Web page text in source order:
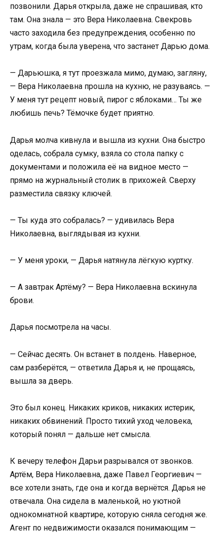
позвонили. Дарья открыла, даже не спрашивая, кто
там. Она знала — это Вера Николаевна. Свекровь
часто заходила без предупреждения, особенно по
утрам, когда была уверена, что застанет Дарью дома.
— Дарьюшка, я тут проезжала мимо, думаю, загляну,
— Вера Николаевна прошла на кухню, не разуваясь. —
У меня тут рецепт новый, пирог с яблоками… Ты же
любишь печь? Тёмочке будет приятно.
Дарья молча кивнула и вышла из кухни. Она быстро
оделась, собрала сумку, взяла со стола папку с
документами и положила её на видное место —
прямо на журнальный столик в прихожей. Сверху
разместила связку ключей.
— Ты куда это собралась? — удивилась Вера
Николаевна, выглядывая из кухни.
— У меня уроки, — Дарья натянула лёгкую куртку.
— А завтрак Артёму? — Вера Николаевна вскинула
брови.
Дарья посмотрела на часы.
— Сейчас десять. Он встанет в полдень. Наверное,
сам разберётся, — ответила Дарья и, не прощаясь,
вышла за дверь.
Это был конец. Никаких криков, никаких истерик,
никаких обвинений. Просто тихий уход человека,
который понял — дальше нет смысла.
К вечеру телефон Дарьи разрывался от звонков.
Артём, Вера Николаевна, даже Павел Георгиевич —
все хотели знать, где она и когда вернётся. Дарья не
отвечала. Она сидела в маленькой, но уютной
однокомнатной квартире, которую сняла сегодня же.
Агент по недвижимости оказался понимающим —